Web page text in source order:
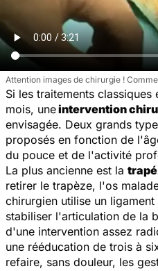
Attention images de chirurgie !
Si les traitements
mois, uneintervention
envisagée. Deux grands
proposés en fonction de
du pouce et de l'activité
La plus ancienne est la
retirer le trapèze, l'os
chirurgien utilise un
stabiliser l'articulation de la
d'une intervention assez
une rééducation de trois à
refaire, sans douleur, les